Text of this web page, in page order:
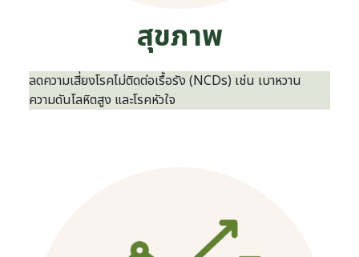
สุขภาพ
ลดความเสี่ยงโรคไม่ติดต่อเรื้อรัง (NCDs) เช่น เบาหวาน
ความดันโลหิตสูง และโรคหัวใจ